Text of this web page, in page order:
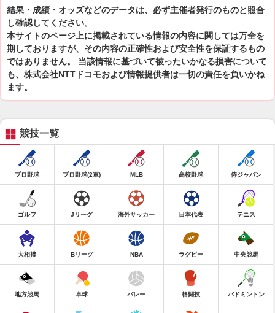
結果・成績・オッズなどのデータは、必ず主催者発行のものと照合
し確認してください。
本サイトのページ上に掲載されている情報の内容に関しては万全を
期しておりますが、その内容の正確性および安全性を保証するもの
ではありません。 当該情報に基づいて被ったいかなる損害について
も、株式会社NTTドコモおよび情報提供者は一切の責任を負いかね
ます。
競技一覧
プロ野球 プロ野球(2軍) MLB 高校野球 侍ジャパン
ゴルフ Jリーグ 海外サッカー 日本代表 テニス
大相撲 Bリーグ NBA ラグビー 中央競馬
地方競馬 卓球 バレー 格闘技 バドミントン